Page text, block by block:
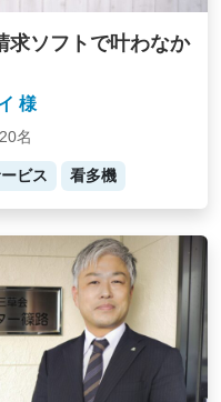
求ソフトで叶わなか
様
名
ビス 看多機